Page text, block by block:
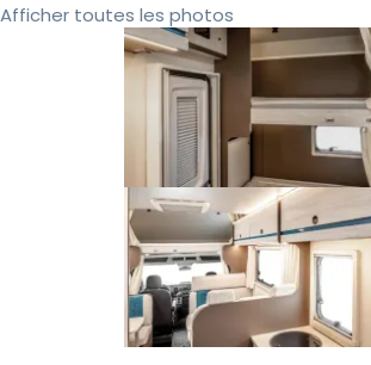
Afficher toutes les photos